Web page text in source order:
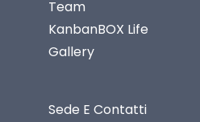
Team
KanbanBOX Life
Gallery
Sede E Contatti